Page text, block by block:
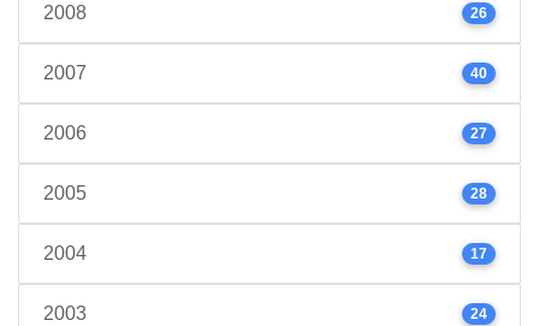
2008 26
2007 40
2006 27
2005 28
2004 17
2003 24